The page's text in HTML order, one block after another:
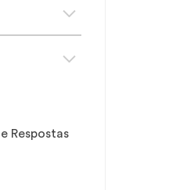
Respostas